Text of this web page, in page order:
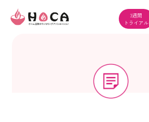
3週間
トライアル